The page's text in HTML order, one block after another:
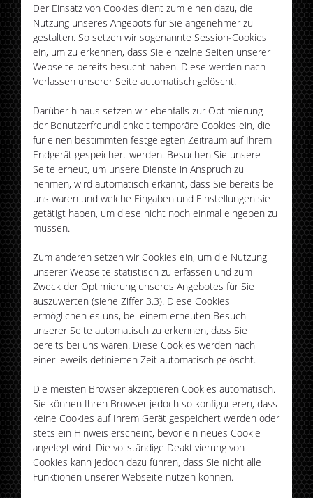
Der Einsatz von Cookies dient zum einen dazu, die
Nutzung unseres Angebots für Sie angenehmer zu
gestalten. So setzen wir sogenannte Session-Cookies
ein, um zu erkennen, dass Sie einzelne Seiten unserer
Webseite bereits besucht haben. Diese werden nach
Verlassen unserer Seite automatisch gelöscht.
Darüber hinaus setzen wir ebenfalls zur Optimierung
der Benutzerfreundlichkeit temporäre Cookies ein, die
für einen bestimmten festgelegten Zeitraum auf Ihrem
Endgerät gespeichert werden. Besuchen Sie unsere
Seite erneut, um unsere Dienste in Anspruch zu
nehmen, wird automatisch erkannt, dass Sie bereits bei
uns waren und welche Eingaben und Einstellungen sie
getätigt haben, um diese nicht noch einmal eingeben zu
müssen.
Zum anderen setzen wir Cookies ein, um die Nutzung
unserer Webseite statistisch zu erfassen und zum
Zweck der Optimierung unseres Angebotes für Sie
auszuwerten (siehe Ziffer 3.3). Diese Cookies
ermöglichen es uns, bei einem erneuten Besuch
unserer Seite automatisch zu erkennen, dass Sie
bereits bei uns waren. Diese Cookies werden nach
einer jeweils definierten Zeit automatisch gelöscht.
Die meisten Browser akzeptieren Cookies automatisch.
Sie können Ihren Browser jedoch so konfigurieren, dass
keine Cookies auf Ihrem Gerät gespeichert werden oder
stets ein Hinweis erscheint, bevor ein neues Cookie
angelegt wird. Die vollständige Deaktivierung von
Cookies kann jedoch dazu führen, dass Sie nicht alle
Funktionen unserer Webseite nutzen können.